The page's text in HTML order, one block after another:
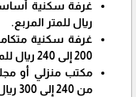
ريال للمتر المربع.
​غرفة سكنية
200 إلى 240 ريال للمتر المربع.
​مكتب منزلي أو
من 240 إلى 300 ريال للمتر المربع.